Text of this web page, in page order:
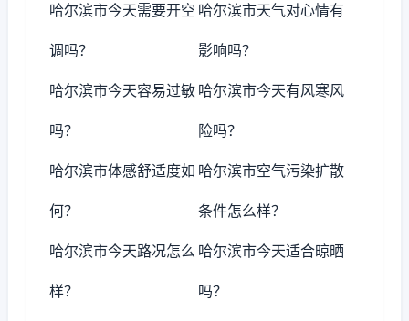
哈尔滨市今天需要开空
调吗？
哈尔滨市天气对心情有
影响吗？
哈尔滨市今天容易过敏
吗？
哈尔滨市今天有风寒风
险吗？
哈尔滨市体感舒适度如
何？
哈尔滨市空气污染扩散
条件怎么样？
哈尔滨市今天路况怎么
样？
哈尔滨市今天适合晾晒
吗？